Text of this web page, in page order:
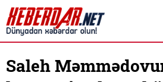
Saleh